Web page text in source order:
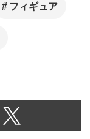
フィギュア